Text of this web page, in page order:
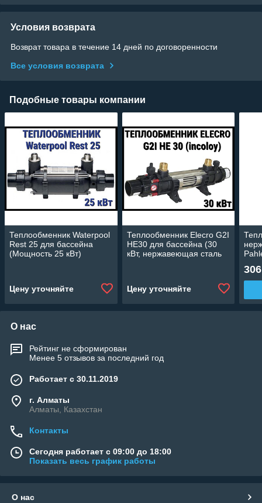
Условия возврата
Возврат товара в течение 14 дней по договоренности
Все условия возврата
Подобные товары компании
Теплообменник Waterpool
Rest 25 для бассейна
(Мощность 25 кВт)
Цену уточняйте
Теплообменник Elecro G2I
HE30 для бассейна (30
кВт, нержавеющая сталь
Цену уточняйте
О нас
Рейтинг не сформирован
Менее 5 отзывов за последний год
Работает с 30.11.2019
г. Алматы
Алматы, Казахстан
Контакты
Сегодня работает с 09:00 до 18:00
Показать весь график работы
О нас